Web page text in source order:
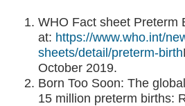
WHO Fact sheet Preterm
at: https://www.who.int/
sheets/detail/preterm-birth
October 2019.
Born Too Soon: The
15 million preterm births: